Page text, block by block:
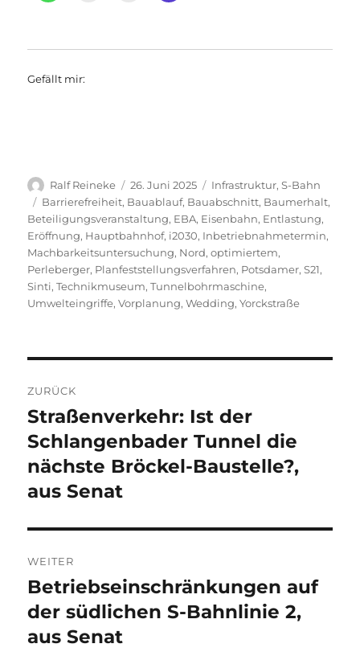
Gefällt mir:
Autor
Ralf Reineke
Veröffentlicht
am
26. Juni 2025 Kategorien
Infrastruktur,S-Bahn
Schlagwörter
Barrierefreiheit, Bauablauf, Bauabschnitt, Baumerhalt,
Beteiligungsveranstaltung, EBA, Eisenbahn, Entlastung,
Eröffnung, Hauptbahnhof, i2030, Inbetriebnahmetermin,
Machbarkeitsuntersuchung, Nord,optimiertem,
Perleberger, Planfeststellungsverfahren, Potsdamer,S21,
Sinti,Technikmuseum,Tunnelbohrmaschine,
Umwelteingriffe,Vorplanung,Wedding,Yorckstraße
ZURÜCK
Vorheriger
Beitrag:
Straßenverkehr: Ist der
Schlangenbader Tunnel die
nächste Bröckel-Baustelle?,
aus Senat
WEITER
Nächster
Beitrag:
Betriebseinschränkungen auf
der südlichen S-Bahnlinie 2,
aus Senat